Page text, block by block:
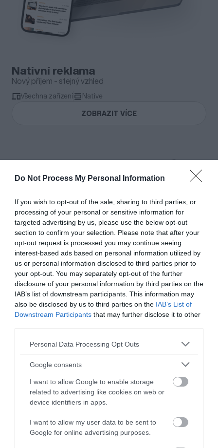
Do Not Process My Personal Information
If you wish to opt-out of the sale, sharing to third parties, or
processing of your personal or sensitive information for
targeted advertising by us, please use the below opt-out
section to confirm your selection. Please note that after your
opt-out request is processed you may continue seeing
interest-based ads based on personal information utilized by
us or personal information disclosed to third parties prior to
your opt-out. You may separately opt-out of the further
disclosure of your personal information by third parties on the
IAB’s list of downstream participants. This information may
also be disclosed by us to third parties on the IAB’s List of
Downstream Participants that may further disclose it to other
Please note that this website/app uses one or more Google
not limited to your visit or usage behaviour. You may click to
use your data for below specified purposes in below Google
consent section.
Personal Data Processing Opt Outs
Google consents
I want to allow Google to enable storage
related to advertising like cookies on web or
device identifiers in apps.
I want to allow my user data to be sent to
Google for online advertising purposes.
Nativní reklama
Nový příjem - stejný vzhled
Všechna zařízení
Native
ZOBRAZIT VÍCE
Branding
Největší formát v online reklamě
Počítač
Displej
ZOBRAZIT VÍCE